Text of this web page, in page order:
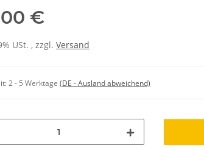
€
USt. , zzgl. Versand
2 - 5 Werktage (DE - Ausland abweichend)